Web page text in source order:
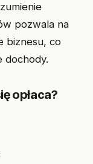
pozwala na
biznesu, co
dochody.
opłaca?